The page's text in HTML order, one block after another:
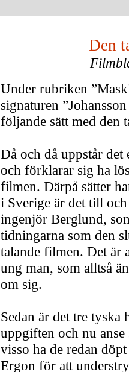
Den
Under rubriken
signaturen
följande sätt med den
Då och då uppstår
och förklarar sig ha
filmen. Därpå sätter
i Sverige är det till
ingenjör Berglund,
tidningarna som den
talande filmen. Det är
ung man, som alltså
om sig.
Sedan är det tre tyska
uppgiften och nu
visso ha de redan
Ergon för att